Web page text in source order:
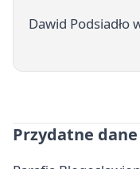
Dawid Podsiadło
Przydatne